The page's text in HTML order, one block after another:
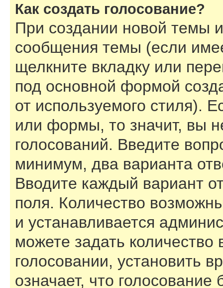
Как создать голосование?
При создании новой темы
сообщения темы (если
щелкните вкладку или
под основной формой
от используемого стиля).
или формы, то значит, вы
голосований. Введите
минимум, два варианта
Вводите каждый вариант
поля. Количество
и устанавливается
можете задать количество
голосовании, установить
означает, что